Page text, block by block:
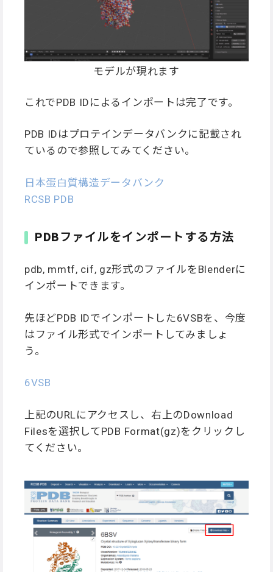
モデルが現れます
これでPDB IDによるインポートは完了です。
PDB IDはプロテインデータバンクに記載され
ているので参照してみてください。
日本蛋白質構造データバンク
RCSB PDB
PDBファイルをインポートする方法
pdb, mmtf, cif, gz形式のファイルをBlenderに
インポートできます。
先ほどPDB IDでインポートした6VSBを、今度
はファイル形式でインポートしてみましょ
う。
6VSB
上記のURLにアクセスし、右上のDownload
Filesを選択してPDB Format(gz)をクリックし
てください。